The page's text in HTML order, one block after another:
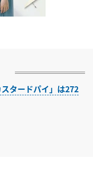
タードパイ」は272